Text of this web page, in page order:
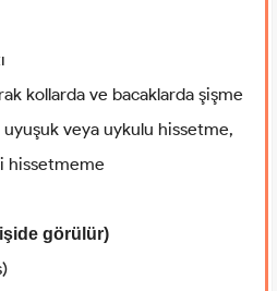
kollarda ve bacaklarda şişme
uyuşuk veya uykulu hissetme,
hissetmeme
görülür)